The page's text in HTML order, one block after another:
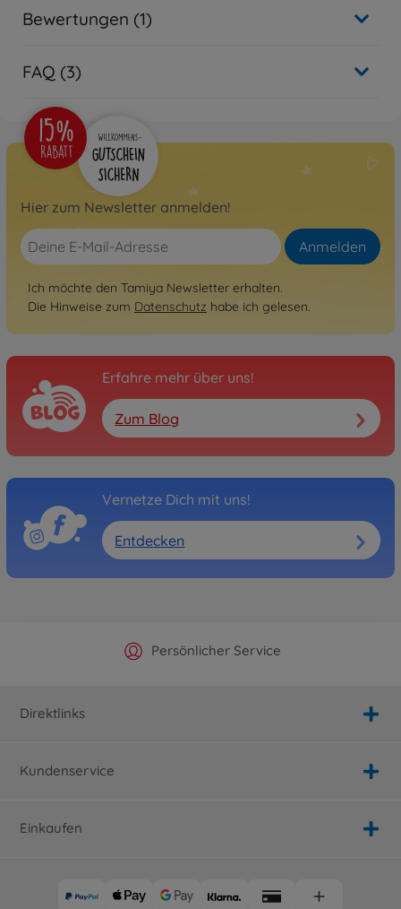
Bewertungen (1)
FAQ (3)
Hier zum Newsletter anmelden!
Anmelden
Ich möchte den Tamiya Newsletter erhalten.
Die Hinweise zum Datenschutz habe ich gelesen.
Erfahre mehr über uns!
Zum Blog
Vernetze Dich mit uns!
Entdecken
Offizieller Hersteller Shop
Persönlicher Service
Versandkostenfrei ab 25€
Schnelle Lieferung
Direktlinks
Kundenservice
Einkaufen